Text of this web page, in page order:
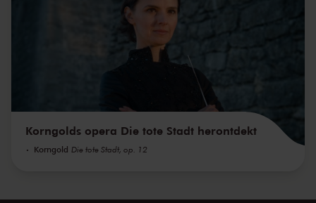
Korngolds opera Die tote Stadt herontdekt
Korngold Die tote Stadt, op. 12